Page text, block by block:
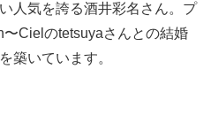
人気を誇る酒井彩名さん。プ
〜Cielのtetsuyaさんとの結婚
築いています。